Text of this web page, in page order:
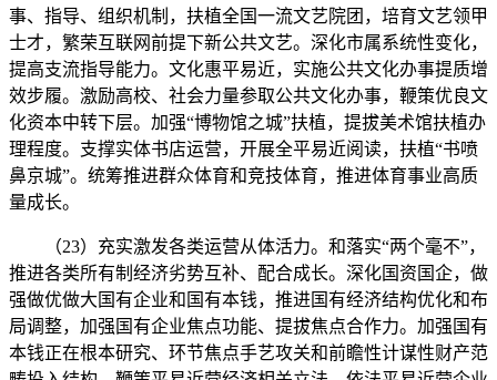
事、指导、组织机制，扶植全国一流文艺院团，培育文艺领甲
士才，繁荣互联网前提下新公共文艺。深化市属系统性变化，
提高支流指导能力。文化惠平易近，实施公共文化办事提质增
效步履。激励高校、社会力量参取公共文化办事，鞭策优良文
化资本中转下层。加强“博物馆之城”扶植，提拔美术馆扶植办
理程度。支撑实体书店运营，开展全平易近阅读，扶植“书喷
鼻京城”。统筹推进群众体育和竞技体育，推进体育事业高质
量成长。
（23）充实激发各类运营从体活力。和落实“两个毫不”，
推进各类所有制经济劣势互补、配合成长。深化国资国企，做
强做优做大国有企业和国有本钱，推进国有经济结构优化和布
局调整，加强国有企业焦点功能、提拔焦点合作力。加强国有
本钱正在根本研究、环节焦点手艺攻关和前瞻性计谋性财产范